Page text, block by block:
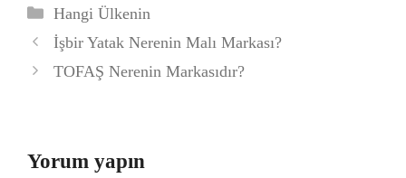
Kategoriler
Hangi Ülkenin
İşbir Yatak Nerenin Malı Markası?
TOFAŞ Nerenin Markasıdır?
Yorum yapın